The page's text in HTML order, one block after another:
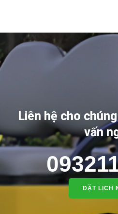
Liên hệ cho
vấn
ĐẶT LỊCH